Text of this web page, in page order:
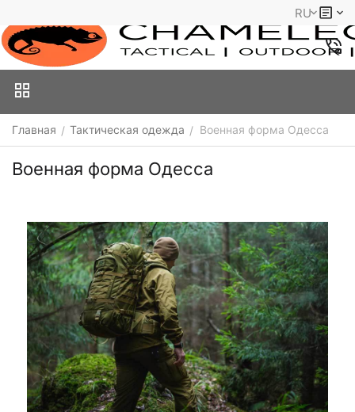
RU
Главная / Тактическая одежда / Военная форма Одесса
Военная форма Одесса